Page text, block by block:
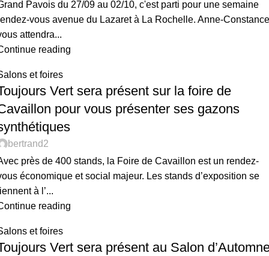
Pavois du 27/09 au 02/10, c'est parti pour une semaine
vous avenue du Lazaret à La Rochelle. Anne-Constance
attendra...
reading
et foires
Vert sera présent sur la foire de
pour vous présenter ses gazons
bertrand2
près de 400 stands, la Foire de Cavaillon est un rendez-
économique et social majeur. Les stands d’exposition se
à l’...
reading
et foires
Vert sera présent au Salon